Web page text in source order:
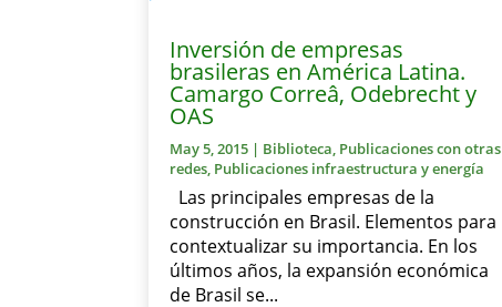
Inversión de empresas
brasileras en América Latina.
Camargo Correâ, Odebrecht y
OAS
May 5, 2015 | Biblioteca, Publicaciones con otras
redes, Publicaciones infraestructura y energía
Las principales empresas de la
construcción en Brasil. Elementos para
contextualizar su importancia. En los
últimos años, la expansión económica
de Brasil se...